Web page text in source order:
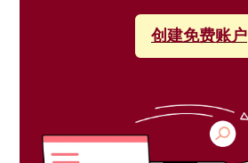
创建免费账户